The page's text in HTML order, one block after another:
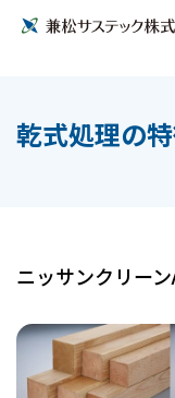
乾式処理の
ニッサンクリー